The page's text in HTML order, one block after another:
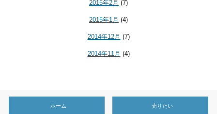
2015年2月 (7)
2015年1月 (4)
2014年12月 (7)
2014年11月 (4)
ホーム 売りたい